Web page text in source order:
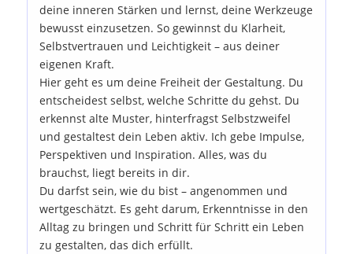
deine inneren Stärken und lernst, deine Werkzeuge
bewusst einzusetzen. So gewinnst du Klarheit,
Selbstvertrauen und Leichtigkeit – aus deiner
eigenen Kraft.
Hier geht es um deine Freiheit der Gestaltung. Du
entscheidest selbst, welche Schritte du gehst. Du
erkennst alte Muster, hinterfragst Selbstzweifel
und gestaltest dein Leben aktiv. Ich gebe Impulse,
Perspektiven und Inspiration. Alles, was du
brauchst, liegt bereits in dir.
Du darfst sein, wie du bist – angenommen und
wertgeschätzt. Es geht darum, Erkenntnisse in den
Alltag zu bringen und Schritt für Schritt ein Leben
zu gestalten, das dich erfüllt.